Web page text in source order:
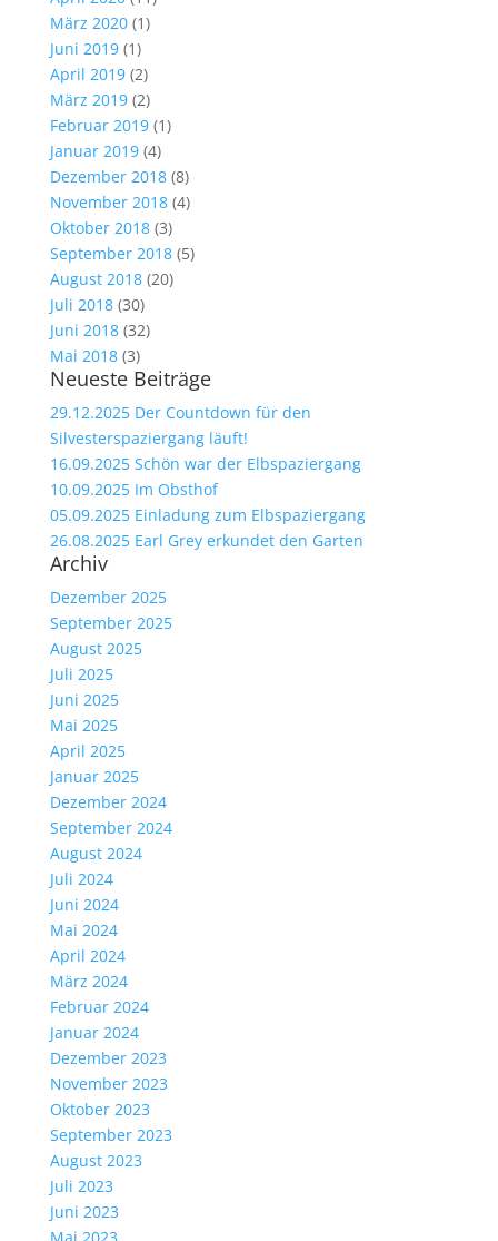
März 2020(1)
Juni 2019(1)
April 2019(2)
März 2019(2)
Februar 2019(1)
Januar 2019(4)
Dezember 2018(8)
November 2018(4)
Oktober 2018(3)
September 2018(5)
August 2018(20)
Juli 2018(30)
Juni 2018(32)
Mai 2018(3)
Neueste Beiträge
29.12.2025 Der Countdown für den
Silvesterspaziergang läuft!
16.09.2025 Schön war der Elbspaziergang
10.09.2025 Im Obsthof
05.09.2025 Einladung zum Elbspaziergang
26.08.2025 Earl Grey erkundet den Garten
Archiv
Dezember 2025
September 2025
August 2025
Juli 2025
Juni 2025
Mai 2025
April 2025
Januar 2025
Dezember 2024
September 2024
August 2024
Juli 2024
Juni 2024
Mai 2024
April 2024
März 2024
Februar 2024
Januar 2024
Dezember 2023
November 2023
Oktober 2023
September 2023
August 2023
Juli 2023
Juni 2023
Mai 2023